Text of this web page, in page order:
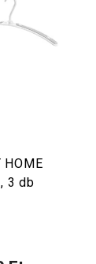
HOME
3 db